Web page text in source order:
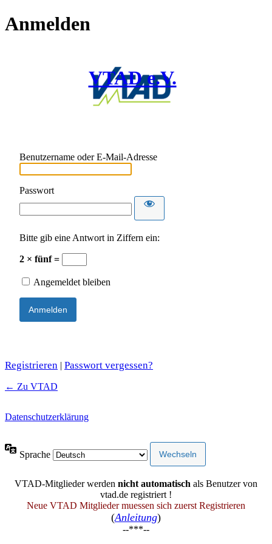
Anmelden
VTAD e.V.
Benutzername oder E-Mail-Adresse
Passwort
Bitte gib eine Antwort in Ziffern ein:
2 × fünf =
Angemeldet bleiben
Registrieren | Passwort vergessen?
← Zu VTAD
Datenschutzerklärung
Sprache
VTAD-Mitglieder werden nicht automatisch als Benutzer von
vtad.de registriert !
Neue VTAD Mitglieder muessen sich zuerst Registrieren
(Anleitung)
--***--